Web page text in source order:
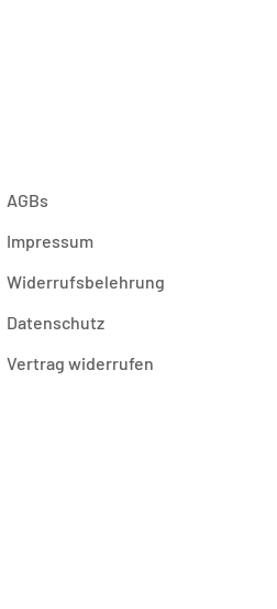
AGBs
Impressum
Widerrufsbelehrung
Datenschutz
Vertrag widerrufen